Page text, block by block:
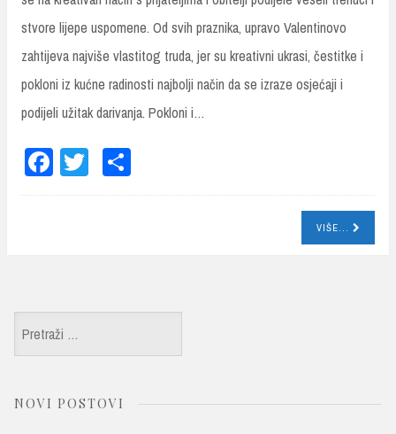
stvore lijepe uspomene. Od svih praznika, upravo Valentinovo
zahtijeva najviše vlastitog truda, jer su kreativni ukrasi, čestitke i
pokloni iz kućne radinosti najbolji način da se izraze osjećaji i
podijeli užitak darivanja. Pokloni i…
Fa
ce
T
wi ar
VIŠE...
Pretraži:
NOVI POSTOVI